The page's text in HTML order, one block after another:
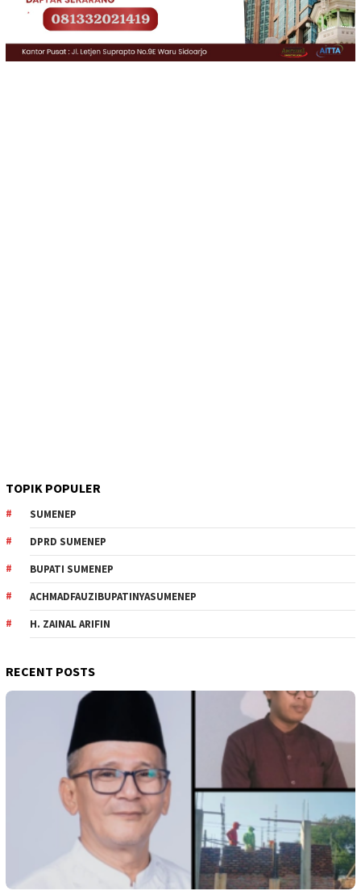
TOPIK POPULER
SUMENEP
DPRD SUMENEP
BUPATI SUMENEP
ACHMADFAUZIBUPATINYASUMENEP
H. ZAINAL ARIFIN
RECENT POSTS